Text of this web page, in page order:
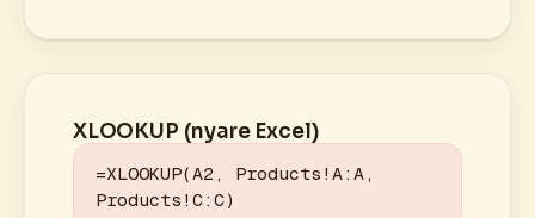
XLOOKUP (nyare Excel)
=XLOOKUP(A2, Products!A:A,
Products!C:C)